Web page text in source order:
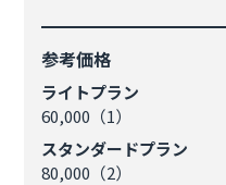
参考価格
ライトプラン
60,000（1）
スタンダードプラン
80,000（2）